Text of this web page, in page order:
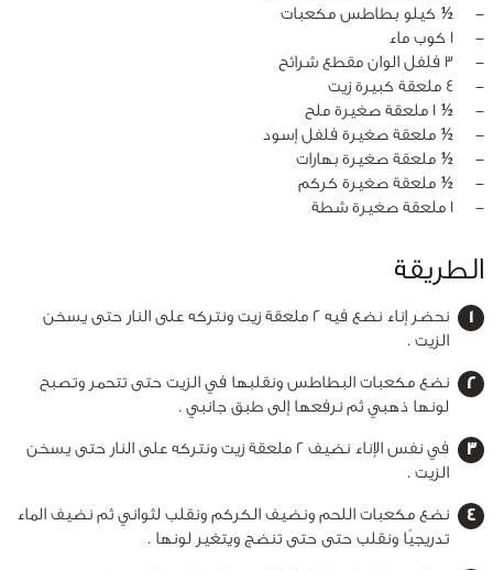
‏-
½ كيلو بطاطس مكعبات
‏-
1 كوب ماء
‏-
3 فلفل الوان مقطع شرائح
‏-
4 ملعقة كبيرة زيت
‏-
½ 1 ملعقة صغيرة ملح
‏-
½ ملعقة صغيرة فلفل إسود
‏-
½ ملعقة صغيرة بهارات
‏-
½ ملعقة صغيرة كركم
‏-
1 ملعقة صغيرة شطة
الطريقة
نحضر إناء نضع فيه 2 ملعقة زيت ونتركه على النار حتى يسخن
الزيت .
نضع مكعبات البطاطس ونقلبها في الزيت حتى تتحمر وتصبح
لونها ذهبي ثم نرفعها إلى طبق جانبي .
في نفس الإناء نضيف 2 ملعقة زيت ونتركه على النار حتى يسخن
الزيت .
نضع مكعبات اللحم ونضيف الكركم ونقلب لثواني ثم نضيف الماء
تدريجيًا ونقلب حتى حتى تنضج ويتغير لونها .